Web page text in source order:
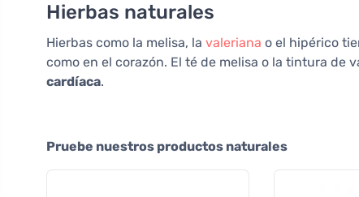
Hierbas naturales
Hierbas como la melisa, la valeriana o el hipérico
como en el corazón. El té de melisa o la tintura de
cardíaca.
Pruebe nuestros productos naturales